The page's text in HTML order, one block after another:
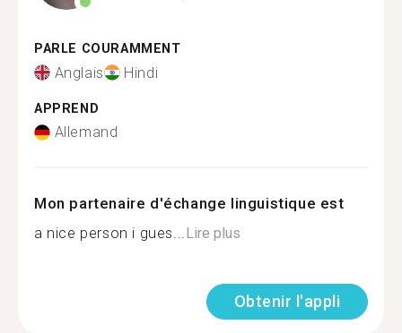
PARLE COURAMMENT
Anglais Hindi
APPREND
Allemand
Mon partenaire d'échange linguistique est
a nice person i gues...Lire plus
Obtenir l'appli